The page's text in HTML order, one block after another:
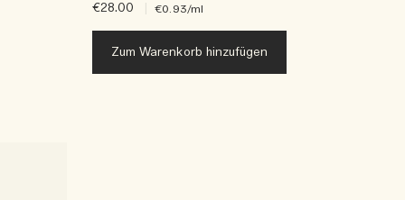
€28.00 €0.93/ml
Zum Warenkorb hinzufügen